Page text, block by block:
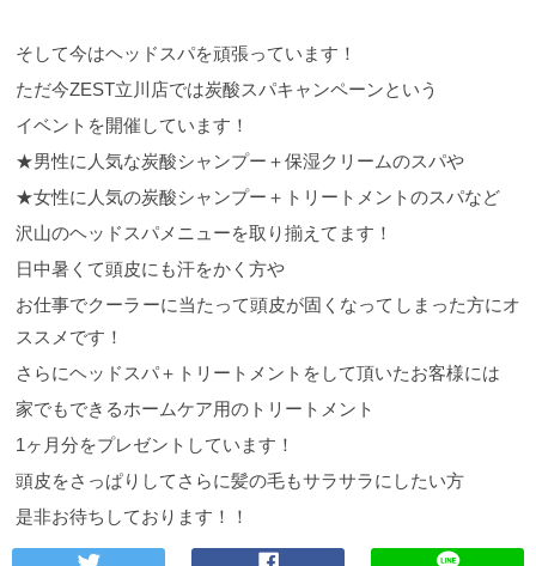
そして今はヘッドスパを頑張っています！
ただ今ZEST立川店では炭酸スパキャンペーンという
イベントを開催しています！
★男性に人気な炭酸シャンプー＋保湿クリームのスパや
★女性に人気の炭酸シャンプー＋トリートメントのスパなど
沢山のヘッドスパメニューを取り揃えてます！
日中暑くて頭皮にも汗をかく方や
お仕事でクーラーに当たって頭皮が固くなってしまった方にオ
ススメです！
さらにヘッドスパ＋トリートメントをして頂いたお客様には
家でもできるホームケア用のトリートメント
1ヶ月分をプレゼントしています！
頭皮をさっぱりしてさらに髪の毛もサラサラにしたい方
是非お待ちしております！！